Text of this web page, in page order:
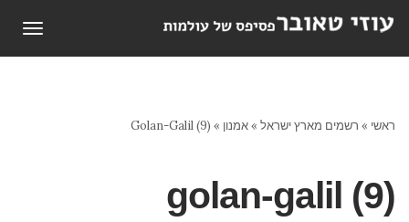
ראשי » רשמים מארץ ישראל »אמנון »
Golan-Galil (9)
golan-galil (9)